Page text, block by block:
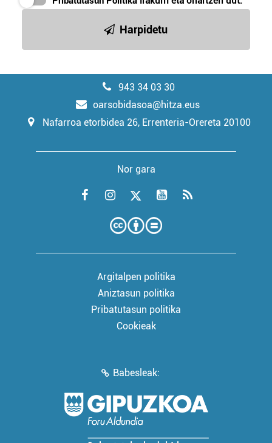
Harpidetu
943 34 03 30
oarsobidasoa@hitza.eus
Nafarroa etorbidea 26, Errenteria-Orereta 20100
Nor gara
Argitalpen politika
Aniztasun politika
Pribatutasun politika
Cookieak
Babesleak: